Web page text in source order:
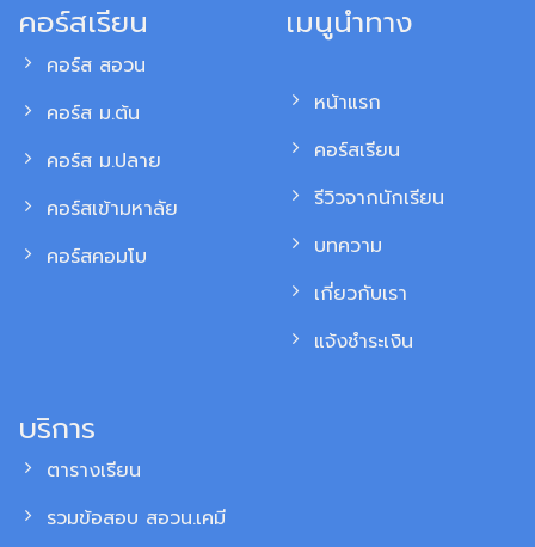
คอร์สเรียน
คอร์ส สอวน
คอร์ส ม.ต้น
คอร์ส ม.ปลาย
คอร์สเข้ามหาลัย
คอร์สคอมโบ
เมนูนำทาง
หน้าแรก
คอร์สเรียน
รีวิวจากนักเรียน
บทความ
เกี่ยวกับเรา
แจ้งชำระเงิน
บริการ
ตารางเรียน
รวมข้อสอบ สอวน.เคมี